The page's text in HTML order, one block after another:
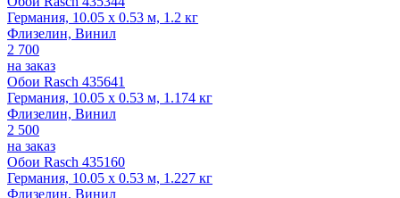
Германия, 10.05 x 0.53 м, 1.2 кг
Флизелин, Винил
2 700
на заказ
Обои Rasch 435641
Германия, 10.05 x 0.53 м, 1.174 кг
Флизелин, Винил
2 500
на заказ
Обои Rasch 435160
Германия, 10.05 x 0.53 м, 1.227 кг
Флизелин, Винил